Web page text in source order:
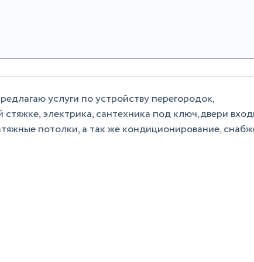
услуги по устройству перегородок,
электрика, сантехника под ключ,двери
потолки, а так же кондиционирование,